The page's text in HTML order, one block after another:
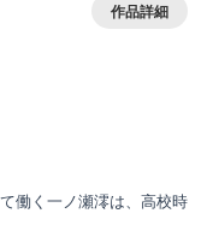
作品詳細
働く一ノ瀬澪は、高校時